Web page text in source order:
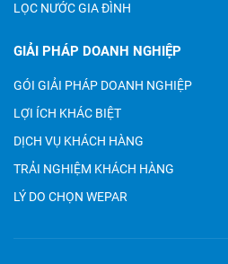
LỌC NƯỚC GIA ĐÌNH
GIẢI PHÁP DOANH NGHIỆP
GÓI GIẢI PHÁP DOANH NGHIỆP
LỢI ÍCH KHÁC BIỆT
DỊCH VỤ KHÁCH HÀNG
TRẢI NGHIỆM KHÁCH HÀNG
LÝ DO CHỌN WEPAR